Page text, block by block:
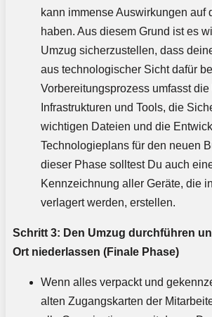
kann immense Auswirkungen auf
haben. Aus diesem Grund ist es
Umzug sicherzustellen, dass
aus technologischer Sicht dafür
Vorbereitungsprozess umfasst
Infrastrukturen und Tools, die
wichtigen Dateien und die
Technologieplans für den neuen
dieser Phase solltest Du auch
Kennzeichnung aller Geräte, die
verlagert werden, erstellen.
Schritt 3: Den Umzug durchführen
Ort niederlassen (Finale Phase)
Wenn alles verpackt und
alten Zugangskarten der